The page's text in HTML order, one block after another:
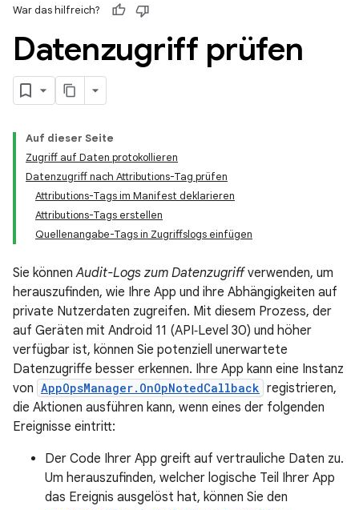
War das hilfreich?
Datenzugriff prüfen
Auf dieser Seite
Zugriff auf Daten protokollieren
Datenzugriff nach Attributions-Tag prüfen
Attributions-Tags im Manifest deklarieren
Attributions-Tags erstellen
Quellenangabe-Tags in Zugriffslogs einfügen
Sie könnenAudit-Logs zum Datenzugriffverwenden, um
herauszufinden, wie Ihre App und ihre Abhängigkeiten auf
private Nutzerdaten zugreifen. Mit diesem Prozess, der
auf Geräten mit Android 11 (API‑Level 30) und höher
verfügbar ist, können Sie potenziell unerwartete
Datenzugriffe besser erkennen. Ihre App kann eine Instanz
von AppOpsManager.OnOpNotedCallback registrieren,
die Aktionen ausführen kann, wenn eines der folgenden
Ereignisse eintritt:
Der Code Ihrer App greift auf vertrauliche Daten zu.
Um herauszufinden, welcher logische Teil Ihrer App
das Ereignis ausgelöst hat, können Sie den